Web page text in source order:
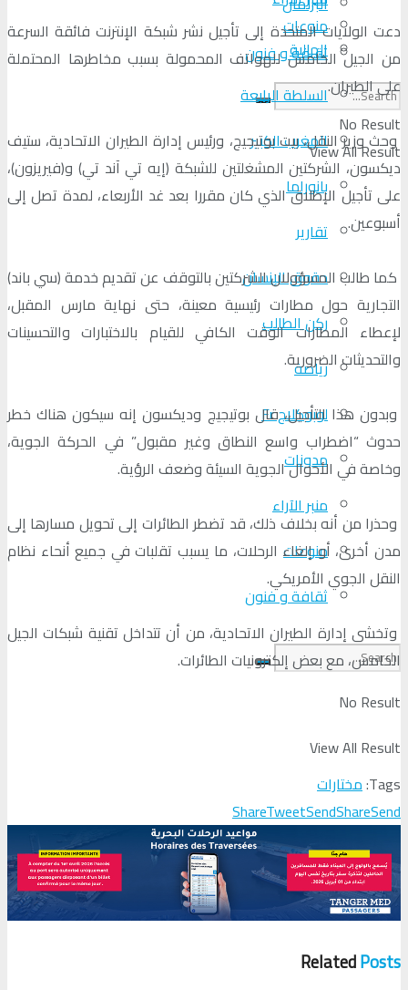
منوعات
ثقافة و فنون
No Result
View All Result
الجالية
السلطة الرابعة
المغرب الكبير
بانوراما
تقارير
حقوق الإنسان
ركن الطالب
رياضة
لوبوكلاج Fr
مدونات
منبر الآراء
منوعات
ثقافة و فنون
No Result
View All Result
دعت الولايات المتحدة إلى تأجيل نشر شبكة الإنترنت فائقة السرعة
من الجيل الخامس للهواتف المحمولة بسبب مخاطرها المحتملة
على الطيران.
وحث وزير النقل، بيت بوتيجيج، ورئيس إدارة الطيران الاتحادية، ستيف
ديكسون، الشركتين المشغلتين للشبكة (إيه تي آند تي) و(فيريزون)،
على تأجيل الإطلاق الذي كان مقررا بعد غد الأربعاء، لمدة تصل إلى
أسبوعين.
كما طالب المسؤولان الشركتين بالتوقف عن تقديم خدمة (سي باند)
التجارية حول مطارات رئيسية معينة، حتى نهاية مارس المقبل،
لإعطاء المطارات الوقت الكافي للقيام بالاختبارات والتحسينات
والتحديثات الضرورية.
وبدون هذا التأجيل، قال بوتيجيج وديكسون إنه سيكون هناك خطر
حدوث “اضطراب واسع النطاق وغير مقبول” في الحركة الجوية،
وخاصة في الأحوال الجوية السيئة وضعف الرؤية.
وحذرا من أنه بخلاف ذلك، قد تضطر الطائرات إلى تحويل مسارها إلى
مدن أخرى، أو إلغاء الرحلات، ما يسبب تقلبات في جميع أنحاء نظام
النقل الجوي الأمريكي.
وتخشى إدارة الطيران الاتحادية، من أن تتداخل تقنية شبكات الجيل
الخامس، مع بعض إلكترونيات الطائرات.
Tags: مختارات
ShareTweetSendShareSend
RelatedPosts